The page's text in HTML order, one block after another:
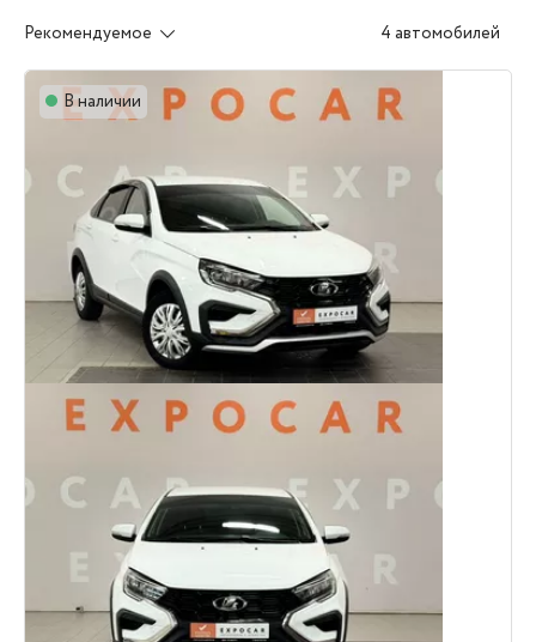
Рекомендуемое 4 автомобилей
В наличии